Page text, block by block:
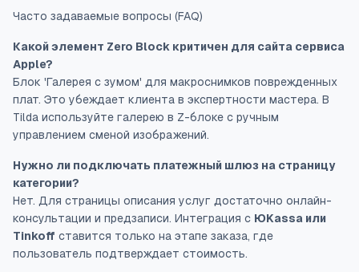
Часто задаваемые вопросы (FAQ)
Какой элемент Zero Block критичен для сайта сервиса
Apple?
Блок 'Галерея с зумом' для макроснимков поврежденных
плат. Это убеждает клиента в экспертности мастера. В
Tilda используйте галерею в Z-блоке с ручным
управлением сменой изображений.
Нужно ли подключать платежный шлюз на страницу
категории?
Нет. Для страницы описания услуг достаточно онлайн-
консультации и предзаписи. Интеграция с ЮKassa или
Tinkoff ставится только на этапе заказа, где
пользователь подтверждает стоимость.